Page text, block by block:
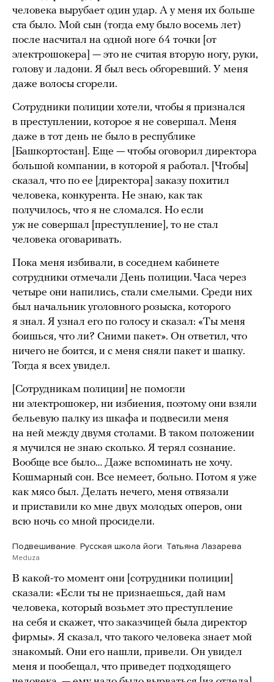
человека вырубает один удар. А у меня их больше
ста было. Мой сын (тогда ему было восемь лет)
после насчитал на одной ноге 64 точки [от
электрошокера] — это не считая вторую ногу, руки,
голову и ладони. Я был весь обгоревший. У меня
даже волосы сгорели.
Сотрудники полиции хотели, чтобы я признался
в преступлении, которое я не совершал. Меня
даже в тот день не было в республике
[Башкортостан]. Еще — чтобы оговорил директора
большой компании, в которой я работал. [Чтобы]
сказал, что по ее [директора] заказу похитил
человека, конкурента. Не знаю, как так
получилось, что я не сломался. Но если
уж не совершал [преступление], то не стал
человека оговаривать.
Пока меня избивали, в соседнем кабинете
сотрудники отмечали День полиции. Часа через
четыре они напились, стали смелыми. Среди них
был начальник уголовного розыска, которого
я знал. Я узнал его по голосу и сказал: «Ты меня
боишься, что ли? Сними пакет». Он ответил, что
ничего не боится, и с меня сняли пакет и шапку.
Тогда я всех увидел.
[Сотрудникам полиции] не помогли
ни электрошокер, ни избиения, поэтому они взяли
бельевую палку из шкафа и подвесили меня
на ней между двумя столами. В таком положении
я мучился не знаю сколько. Я терял сознание.
Вообще все было… Даже вспоминать не хочу.
Кошмарный сон. Все немеет, больно. Потом я уже
как мясо был. Делать нечего, меня отвязали
и приставили ко мне двух молодых оперов, они
всю ночь со мной просидели.
Подвешивание. Русская школа йоги. Татьяна Лазарева
Meduza
В какой-то момент они [сотрудники полиции]
сказали: «Если ты не признаешься, дай нам
человека, который возьмет это преступление
на себя и скажет, что заказчицей была директор
фирмы». Я сказал, что такого человека знает мой
знакомый. Они его нашли, привели. Он увидел
меня и пообещал, что приведет подходящего